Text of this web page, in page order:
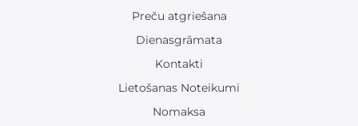
Preču atgriešana
Dienasgrāmata
Kontakti
Lietošanas Noteikumi
Nomaksa